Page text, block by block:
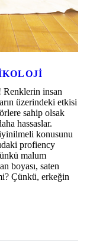
Renklerin insan
üzerindeki etkisi
sahip olsak
hassaslar.
konusunu
profiency
malum
boyası, saten
Çünkü, erkeğin